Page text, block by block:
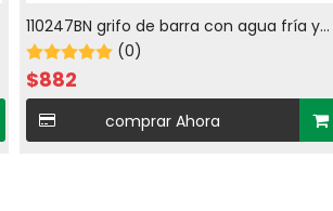
110247BN grifo de barra con agua fría y
caliente en níquel cepillado
(0)
$882
comprar Ahora